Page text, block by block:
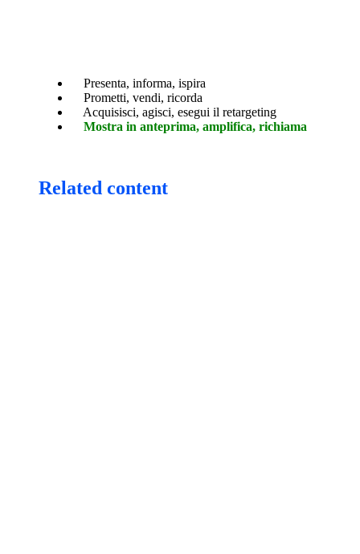
Presenta, informa, ispira
Prometti, vendi, ricorda
Acquisisci, agisci, esegui il retargeting
Mostra in anteprima, amplifica, richiama
Related content